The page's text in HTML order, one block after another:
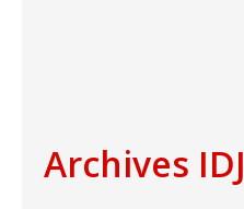
Archives IDJ